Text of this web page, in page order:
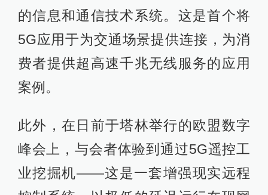
的信息和通信技术系统。这是首个将
5G应用于为交通场景提供连接，为消
费者提供超高速千兆无线服务的应用
案例。
此外，在日前于塔林举行的欧盟数字
峰会上，与会者体验到通过5G遥控工
业挖掘机——这是一套增强现实远程